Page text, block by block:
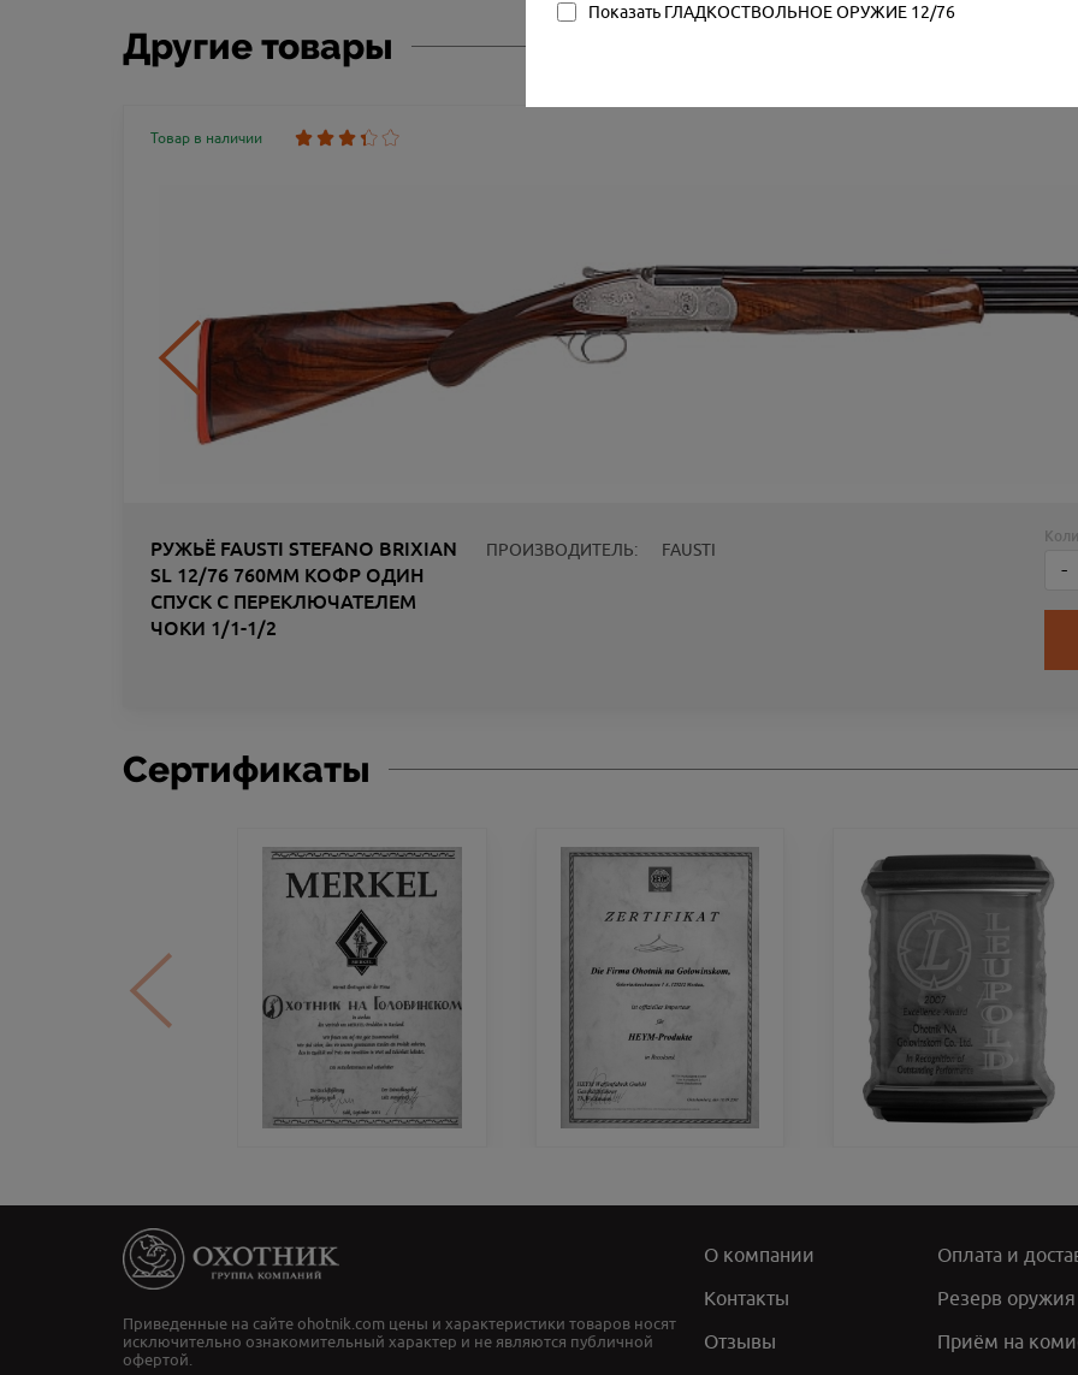
Показать ГЛАДКОСТВОЛЬНОЕ ОРУЖИЕ 12/76
Другие товары
Товар в наличии
РУЖЬЁ FAUSTI STEFANO BRIXIAN
SL 12/76 760ММ КОФР ОДИН
СПУСК С ПЕРЕКЛЮЧАТЕЛЕМ
ЧОКИ 1/1-1/2
ПРОИЗВОДИТЕЛЬ: FAUSTI
-
Сертификаты
Приведенные на сайте ohotnik.com цены и характеристики товаров носят
исключительно ознакомительный характер и не являются публичной
офертой.
О компании
Контакты
Отзывы
Оплата и
Резерв оружия
Приём на